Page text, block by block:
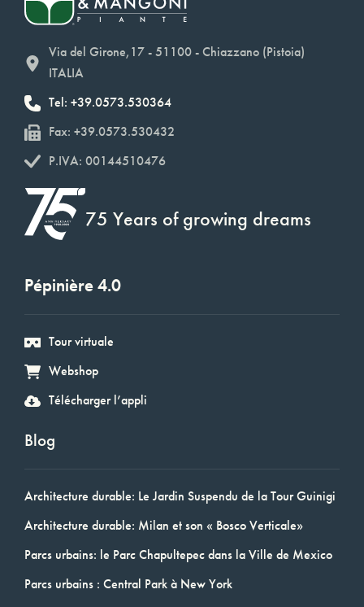
Via del Girone,17 - 51100 - Chiazzano (Pistoia)
ITALIA
Tel: +39.0573.530364
Fax: +39.0573.530432
P.IVA: 00144510476
75 Years of growing dreams
Pépinière 4.0
Tour virtuale
Webshop
Télécharger l’appli
Blog
Architecture durable: Le Jardin Suspendu de la Tour Guinigi
Architecture durable: Milan et son « Bosco Verticale»
Parcs urbains: le Parc Chapultepec dans la Ville de Mexico
Parcs urbains : Central Park à New York